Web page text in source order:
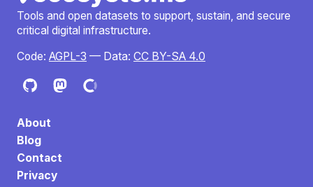
Tools and open datasets to support, sustain, and secure
critical digital infrastructure.
Code: AGPL-3 — Data: CC BY-SA 4.0
About
Blog
Contact
Privacy